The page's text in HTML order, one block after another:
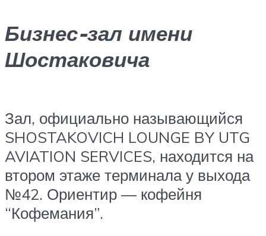
Бизнес-зал имени
Шостаковича
Зал, официально называющийся
SHOSTAKOVICH LOUNGE BY UTG
AVIATION SERVICES, находится на
втором этаже терминала у выхода
№42. Ориентир — кофейня
“Кофемания”.